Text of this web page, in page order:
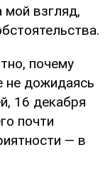
мой взгляд,
почему
не дожидаясь
16 декабря
почти
— в